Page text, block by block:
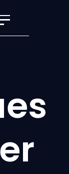
la
navigation